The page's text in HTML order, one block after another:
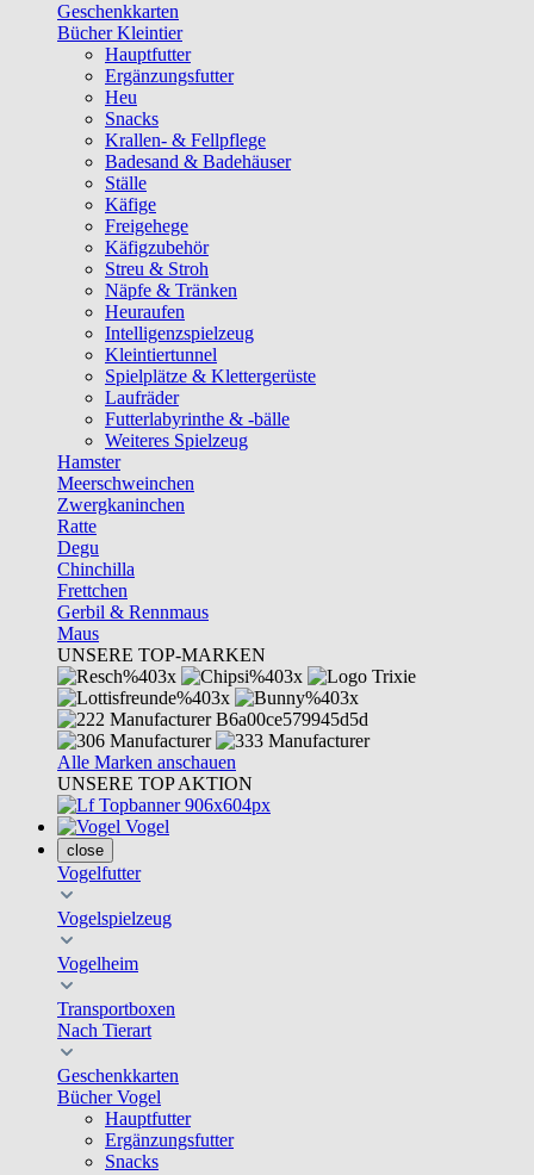
Geschenkkarten
Bücher Kleintier
Hauptfutter
Ergänzungsfutter
Heu
Snacks
Krallen- & Fellpflege
Badesand & Badehäuser
Ställe
Käfige
Freigehege
Käfigzubehör
Streu & Stroh
Näpfe & Tränken
Heuraufen
Intelligenzspielzeug
Kleintiertunnel
Spielplätze & Klettergerüste
Laufräder
Futterlabyrinthe & -bälle
Weiteres Spielzeug
Hamster
Meerschweinchen
Zwergkaninchen
Ratte
Degu
Chinchilla
Frettchen
Gerbil & Rennmaus
Maus
UNSERE TOP-MARKEN
Alle Marken anschauen
UNSERE TOP AKTION
Vogel
close
Vogelfutter
Vogelspielzeug
Vogelheim
Transportboxen
Nach Tierart
Geschenkkarten
Bücher Vogel
Hauptfutter
Ergänzungsfutter
Snacks